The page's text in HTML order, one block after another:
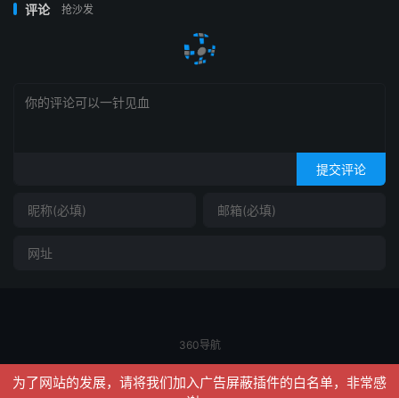
评论 抢沙发
提交评论
360导航
© 2026信聚合 网站地图
为了网站的发展，请将我们加入广告屏蔽插件的白名单，非常感